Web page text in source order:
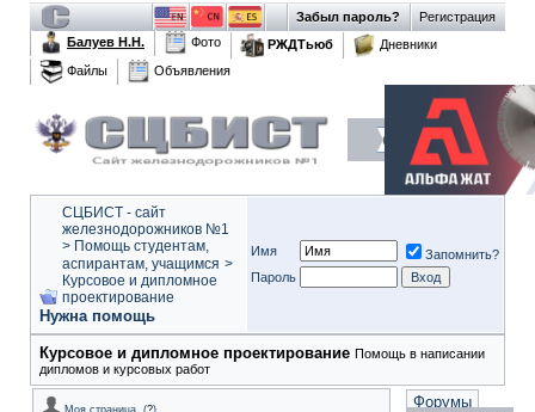
Регистрация
Забыл пароль?
Балуев Н.Н.
Фото РЖДТьюб
Дневники
Файлы
Объявления
СЦБИСТ - сайт
железнодорожников №1
> Помощь студентам,
аспирантам, учащимся >
Курсовое и дипломное
проектирование
Нужна помощь
Имя
Запомнить?
Пароль
Курсовое и дипломное проектирование Помощь в написании
дипломов и курсовых работ
Моя страница (?)
Форумы